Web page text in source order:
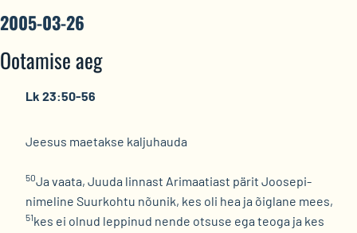
2005-03-26
Ootamise aeg
Lk 23:50-56
Jeesus maetakse kaljuhauda
50Ja vaata, Juuda linnast Arimaatiast pärit Joosepi-
nimeline Suurkohtu nõunik, kes oli hea ja õiglane mees,
51kes ei olnud leppinud nende otsuse ega teoga ja kes